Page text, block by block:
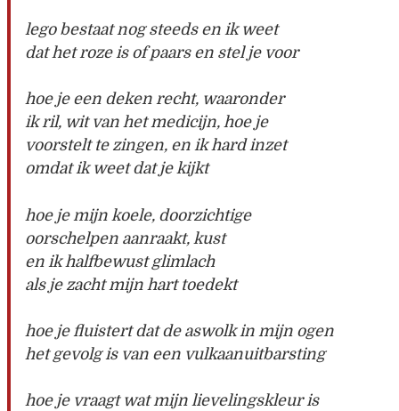
lego bestaat nog steeds en ik weet
dat het roze is of paars en stel je voor
hoe je een deken recht, waaronder
ik ril, wit van het medicijn, hoe je
voorstelt te zingen, en ik hard inzet
omdat ik weet dat je kijkt
hoe je mijn koele, doorzichtige
oorschelpen aanraakt, kust
en ik halfbewust glimlach
als je zacht mijn hart toedekt
hoe je fluistert dat de aswolk in mijn ogen
het gevolg is van een vulkaanuitbarsting
hoe je vraagt wat mijn lievelingskleur is